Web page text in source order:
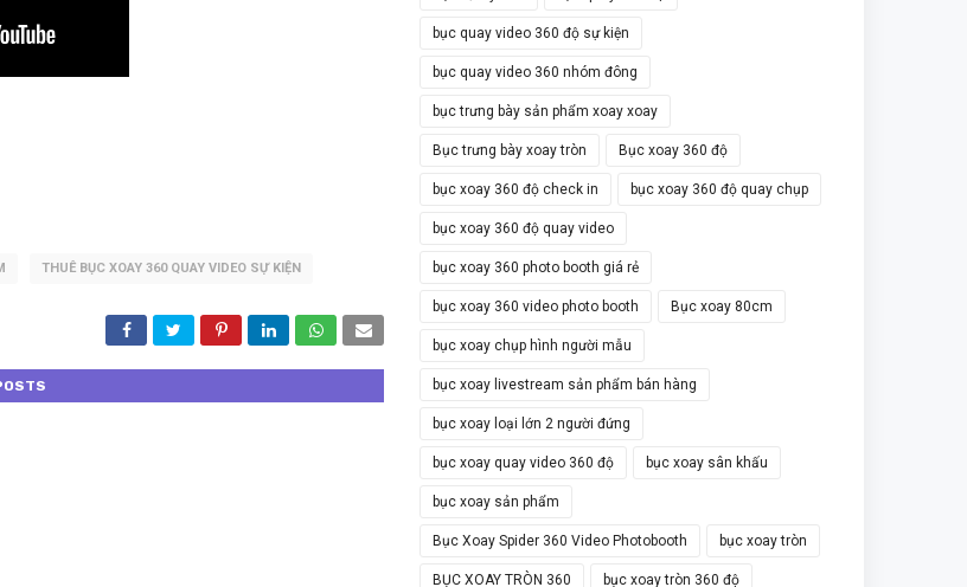
THUÊ BỤC XOAY 360 QUAY VIDEO SỰ KIỆN
bục quay video 360 độ sự kiện
bục quay video 360 nhóm đông
bục trưng bày sản phẩm xoay xoay
Bục trưng bày xoay tròn Bục xoay 360 độ
bục xoay 360 độ check in bục xoay 360 độ quay chụp
bục xoay 360 độ quay video
bục xoay 360 photo booth giá rẻ
bục xoay 360 video photo booth Bục xoay 80cm
bục xoay chụp hình người mẫu
bục xoay livestream sản phẩm bán hàng
bục xoay loại lớn 2 người đứng
bục xoay quay video 360 độ bục xoay sân khấu
bục xoay sản phẩm
Bục Xoay Spider 360 Video Photobooth bục xoay tròn
BỤC XOAY TRÒN 360 bục xoay tròn 360 độ